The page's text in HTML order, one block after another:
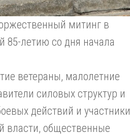
митинг в
85-летию со дня начала
ветераны, малолетние
силовых структур и
действий и участники
власти, общественные